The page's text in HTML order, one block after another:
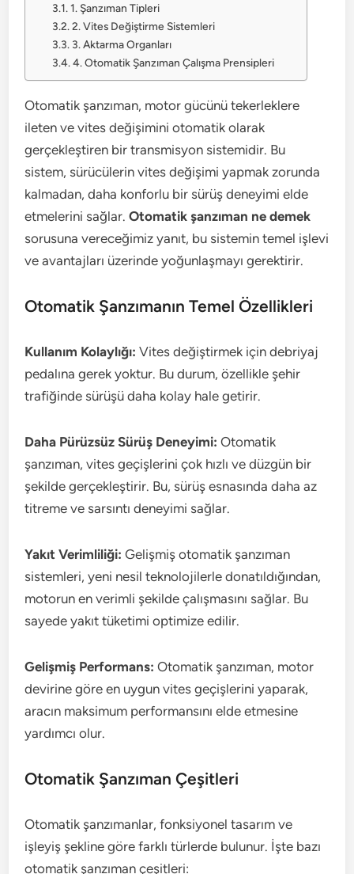
1. Şanzıman Tipleri
2. Vites Değiştirme Sistemleri
3. Aktarma Organları
4. Otomatik Şanzıman Çalışma Prensipleri
Otomatik şanzıman, motor gücünü tekerleklere
ileten ve vites değişimini otomatik olarak
gerçekleştiren bir transmisyon sistemidir. Bu
sistem, sürücülerin vites değişimi yapmak zorunda
kalmadan, daha konforlu bir sürüş deneyimi elde
etmelerini sağlar.Otomatik şanzıman ne demek
sorusuna vereceğimiz yanıt, bu sistemin temel işlevi
ve avantajları üzerinde yoğunlaşmayı gerektirir.
Otomatik Şanzımanın Temel Özellikleri
Kullanım Kolaylığı: Vites değiştirmek için debriyaj
pedalına gerek yoktur. Bu durum, özellikle şehir
trafiğinde sürüşü daha kolay hale getirir.
Daha Pürüzsüz Sürüş Deneyimi: Otomatik
şanzıman, vites geçişlerini çok hızlı ve düzgün bir
şekilde gerçekleştirir. Bu, sürüş esnasında daha az
titreme ve sarsıntı deneyimi sağlar.
Yakıt Verimliliği: Gelişmiş otomatik şanzıman
sistemleri, yeni nesil teknolojilerle donatıldığından,
motorun en verimli şekilde çalışmasını sağlar. Bu
sayede yakıt tüketimi optimize edilir.
Gelişmiş Performans: Otomatik şanzıman, motor
devirine göre en uygun vites geçişlerini yaparak,
aracın maksimum performansını elde etmesine
yardımcı olur.
Otomatik Şanzıman Çeşitleri
Otomatik şanzımanlar, fonksiyonel tasarım ve
işleyiş şekline göre farklı türlerde bulunur. İşte bazı
otomatik şanzıman çeşitleri: